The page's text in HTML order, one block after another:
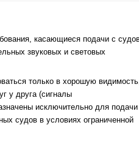
касающиеся подачи с
звуковых и световых
только в хорошую
у друга (сигналы
исключительно для подачи
судов в условиях ограниченной